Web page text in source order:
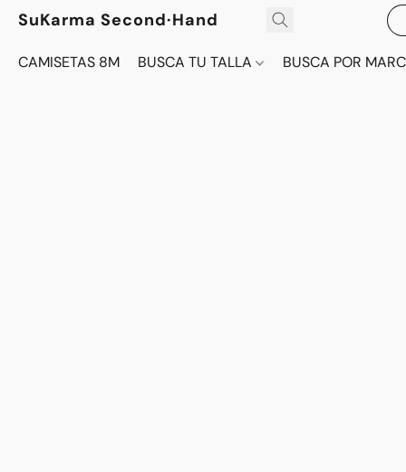
SuKarma Second·Hand
CAMISETAS 8M BUSCA TU TALLA BUSCA POR